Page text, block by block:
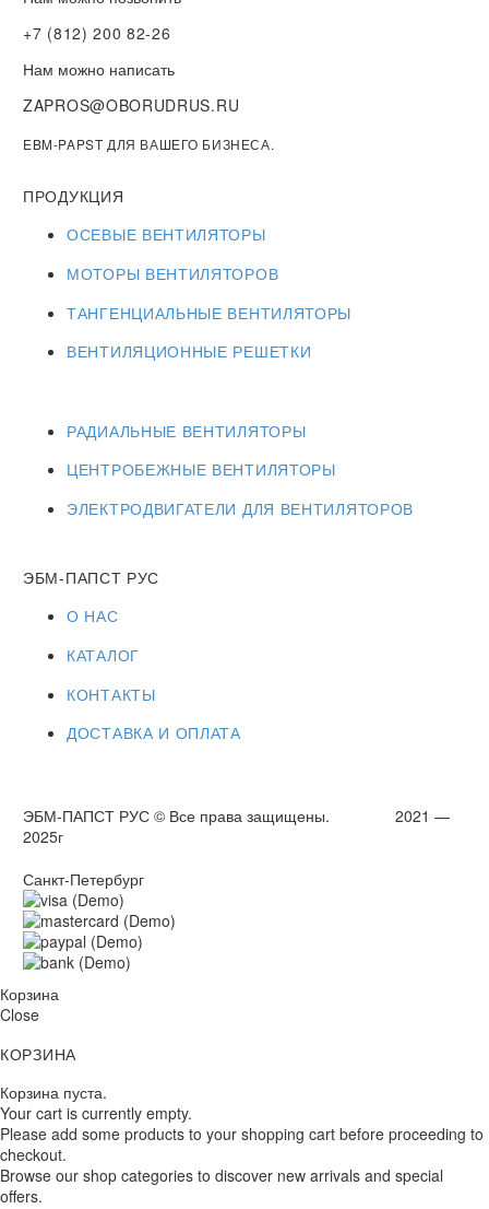
+7 (812) 200 82-26
Нам можно написать
ZAPROS@OBORUDRUS.RU
EBM-PAPST ДЛЯ ВАШЕГО БИЗНЕСА.
ПРОДУКЦИЯ
ОСЕВЫЕ ВЕНТИЛЯТОРЫ
МОТОРЫ ВЕНТИЛЯТОРОВ
ТАНГЕНЦИАЛЬНЫЕ ВЕНТИЛЯТОРЫ
ВЕНТИЛЯЦИОННЫЕ РЕШЕТКИ
РАДИАЛЬНЫЕ ВЕНТИЛЯТОРЫ
ЦЕНТРОБЕЖНЫЕ ВЕНТИЛЯТОРЫ
ЭЛЕКТРОДВИГАТЕЛИ ДЛЯ ВЕНТИЛЯТОРОВ
ЭБМ-ПАПСТ РУС
О НАС
КАТАЛОГ
КОНТАКТЫ
ДОСТАВКА И ОПЛАТА
ЭБМ-ПАПСТ РУС © Все права защищены. 2021 —
2025г
Санкт-Петербург
Корзина
Close
КОРЗИНА
Корзина пуста.
Your cart is currently empty.
Please add some products to your shopping cart before proceeding to
checkout.
Browse our shop categories to discover new arrivals and special
offers.